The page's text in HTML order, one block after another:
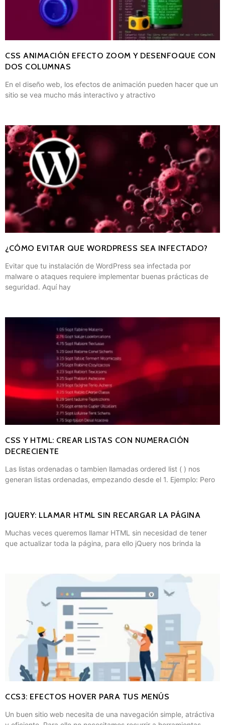
CSS ANIMACIÓN EFECTO ZOOM Y DESENFOQUE CON
DOS COLUMNAS
En el diseño web, los efectos de animación pueden hacer que un
sitio se vea mucho más interactivo y atractivo
¿CÓMO EVITAR QUE WORDPRESS SEA INFECTADO?
Evitar que tu instalación de WordPress sea infectada por
malware o ataques requiere implementar buenas prácticas de
seguridad. Aquí hay
CSS Y HTML: CREAR LISTAS CON NUMERACIÓN
DECRECIENTE
Las listas ordenadas o tambien llamadas ordered list ( ) nos
generan listas ordenadas, empezando desde el 1. Ejemplo: Pero
JQUERY: LLAMAR HTML SIN RECARGAR LA PÁGINA
Muchas veces queremos llamar HTML sin necesidad de tener
que actualizar toda la página, para ello jQuery nos brinda la
CCS3: EFECTOS HOVER PARA TUS MENÚS
Un buen sitio web necesita de una navegación simple, atráctiva